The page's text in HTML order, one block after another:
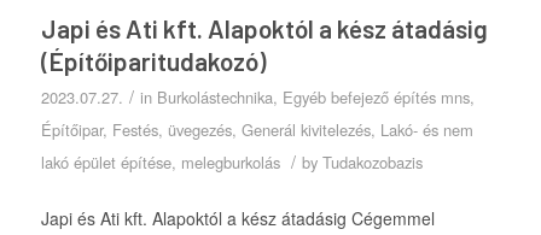
Japi és Ati kft. Alapoktól a kész átadásig
(Építőiparitudakozó)
2023.07.27. / in Burkolástechnika, Egyéb befejező építés mns,
Építőipar, Festés, üvegezés, Generál kivitelezés, Lakó- és nem
lakó épület építése, melegburkolás / by Tudakozobazis
Japi és Ati kft. Alapoktól a kész átadásig Cégemmel